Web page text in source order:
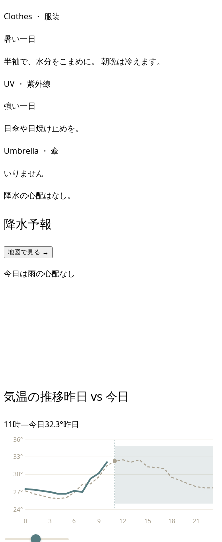
Clothes ・ 服装
暑い一日
半袖で、水分をこまめに。 朝晩は冷えます。
UV ・ 紫外線
強い一日
日傘や日焼け止めを。
Umbrella ・ 傘
いりません
降水の心配はなし。
降水予報
地図で見る →
今日は雨の心配なし
気温の推移昨日 vs 今日
11時—今日32.3°昨日
24°
27°
30°
33°
36°
0 3 6 9 12 15 18 21